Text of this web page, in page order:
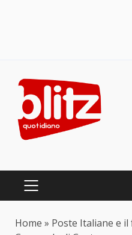
content
PRIMARY
Home » Poste Italiane e